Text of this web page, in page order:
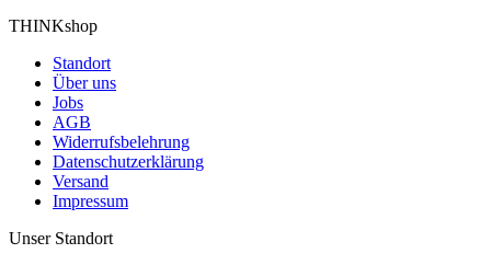
THINKshop
Standort
Über uns
Jobs
AGB
Widerrufsbelehrung
Datenschutzerklärung
Versand
Impressum
Unser Standort